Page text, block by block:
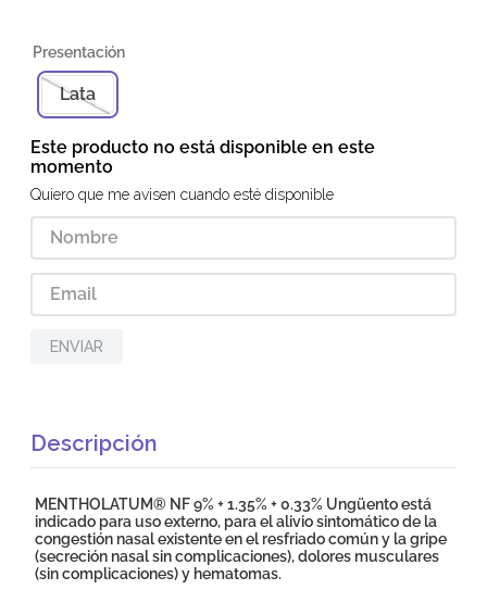
Lata
Este producto no está disponible en este
momento
Quiero que me avisen cuando esté disponible
ENVIAR
Descripción
MENTHOLATUM® NF 9% + 1.35% + 0.33% Ungüento está
indicado para uso externo, para el alivio sintomático de la
congestión nasal existente en el resfriado común y la gripe
(secreción nasal sin complicaciones), dolores musculares
(sin complicaciones) y hematomas.